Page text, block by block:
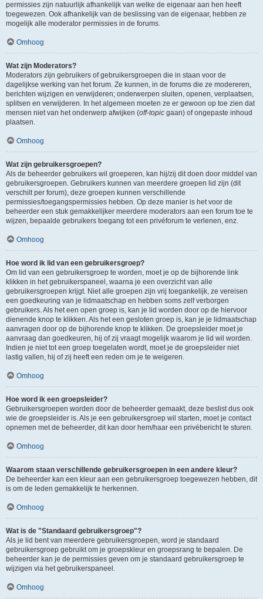
permissies zijn natuurlijk afhankelijk van welke de eigenaar aan hen heeft
toegewezen. Ook afhankelijk van de beslissing van de eigenaar, hebben ze
mogelijk alle moderator permissies in de forums.
Omhoog
Wat zijn Moderators?
Moderators zijn gebruikers of gebruikersgroepen die in staan voor de
dagelijkse werking van het forum. Ze kunnen, in de forums die ze modereren,
berichten wijzigen en verwijderen; onderwerpen sluiten, openen, verplaatsen,
splitsen en verwijderen. In het algemeen moeten ze er gewoon op toe zien dat
mensen niet van het onderwerp afwijken (off-topic gaan) of ongepaste inhoud
plaatsen.
Omhoog
Wat zijn gebruikersgroepen?
Als de beheerder gebruikers wil groeperen, kan hij/zij dit doen door middel van
gebruikersgroepen. Gebruikers kunnen van meerdere groepen lid zijn (dit
verschilt per forum), deze groepen kunnen verschillende
permissies/toegangspermissies hebben. Op deze manier is het voor de
beheerder een stuk gemakkelijker meerdere moderators aan een forum toe te
wijzen, bepaalde gebruikers toegang tot een privéforum te verlenen, enz.
Omhoog
Hoe word ik lid van een gebruikersgroep?
Om lid van een gebruikersgroep te worden, moet je op de bijhorende link
klikken in het gebruikerspaneel, waarna je een overzicht van alle
gebruikersgroepen krijgt. Niet alle groepen zijn vrij toegankelijk, ze vereisen
een goedkeuring van je lidmaatschap en hebben soms zelf verborgen
gebruikers. Als het een open groep is, kan je lid worden door op de hiervoor
dienende knop te klikken. Als het een gesloten groep is, kan je je lidmaatschap
aanvragen door op de bijhorende knop te klikken. De groepsleider moet je
aanvraag dan goedkeuren, hij of zij vraagt mogelijk waarom je lid wil worden.
Indien je niet tot een groep toegelaten wordt, moet je de groepsleider niet
lastig vallen, hij of zij heeft een reden om je te weigeren.
Omhoog
Hoe word ik een groepsleider?
Gebruikersgroepen worden door de beheerder gemaakt, deze beslist dus ook
wie de groepsleider is. Als je een gebruikersgroep wil starten, moet je contact
opnemen met de beheerder, dit kan door hem/haar een privébericht te sturen.
Omhoog
Waarom staan verschillende gebruikersgroepen in een andere kleur?
De beheerder kan een kleur aan een gebruikersgroep toegewezen hebben, dit
is om de leden gemakkelijk te herkennen.
Omhoog
Wat is de "Standaard gebruikersgroep"?
Als je lid bent van meerdere gebruikersgroepen, word je standaard
gebruikersgroep gebruikt om je groepskleur en groepsrang te bepalen. De
beheerder kan je de permissies geven om je standaard gebruikersgroep te
wijzigen via het gebruikerspaneel.
Omhoog